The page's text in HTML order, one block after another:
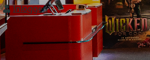
Inloggen